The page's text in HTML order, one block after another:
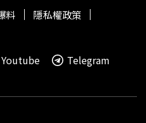
料
隱私權政策
Youtube Telegram